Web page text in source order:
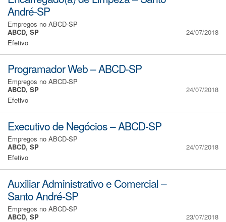
André-SP
Empregos no ABCD-SP
ABCD, SP
Efetivo
24/07/2018
Programador Web – ABCD-SP
Empregos no ABCD-SP
ABCD, SP
Efetivo
24/07/2018
Executivo de Negócios – ABCD-SP
Empregos no ABCD-SP
ABCD, SP
Efetivo
24/07/2018
Auxiliar Administrativo e Comercial –
Santo André-SP
Empregos no ABCD-SP
ABCD, SP
23/07/2018